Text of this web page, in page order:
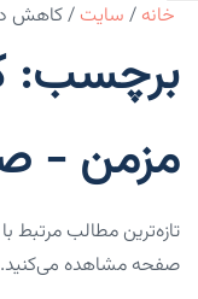
خانه / سایت /کاهش
برچسب:
مزمن -
تازه‌ترین مطالب
صفحه مشاهده می‌کنید.